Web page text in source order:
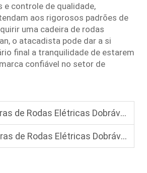
e controle de qualidade,
aos rigorosos padrões de
uma cadeira de rodas
o atacadista pode dar a si
final a tranquilidade de estarem
confiável no setor de
Dobráveis em 2 Minutos: Um Guia Passo a Passo para Dobrar Cadeiras de Rodas Elétricas
Dobráveis de Longo Alcance: A Melhor Escolha para Viagens em Qualquer Condição Climática